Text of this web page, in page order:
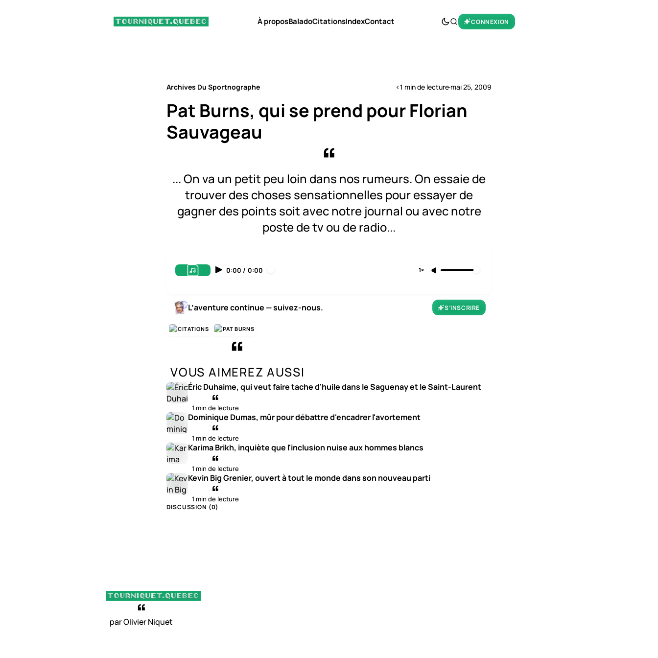
À proposBaladoCitationsIndexContact CONNEXION
Archives Du Sportnographe <1 min de lecture·mai 25, 2009
Pat Burns, qui se prend pour Florian
Sauvageau
... On va un petit peu loin dans nos rumeurs. On essaie de
trouver des choses sensationnelles pour essayer de
gagner des points soit avec notre journal ou avec notre
poste de tv ou de radio...
0:00 / 0:00 1×
L’aventure continue — suivez-nous. S’INSCRIRE
CITATIONS PAT BURNS
VOUS AIMEREZ AUSSI
Éric Duhaime, qui veut faire tache d'huile dans le Saguenay et le Saint-Laurent
1 min de lecture
Dominique Dumas, mûr pour débattre d'encadrer l'avortement
1 min de lecture
Karima Brikh, inquiète que l'inclusion nuise aux hommes blancs
1 min de lecture
Kevin Big Grenier, ouvert à tout le monde dans son nouveau parti
1 min de lecture
DISCUSSION (0)
par Olivier Niquet